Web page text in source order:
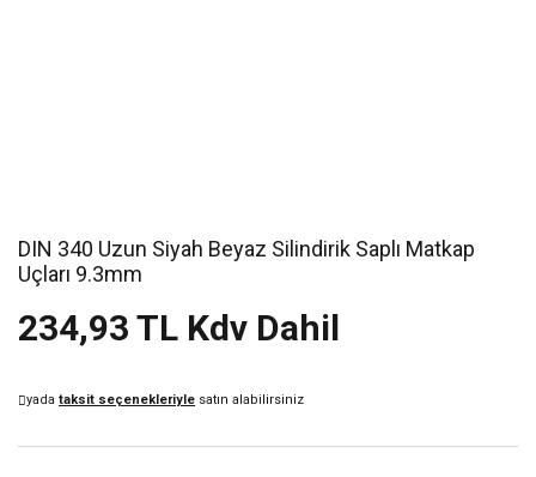
DIN 340 Uzun Siyah Beyaz Silindirik Saplı Matkap
Uçları 9.3mm
234,93 TL Kdv Dahil
yada taksit seçenekleriyle satın alabilirsiniz